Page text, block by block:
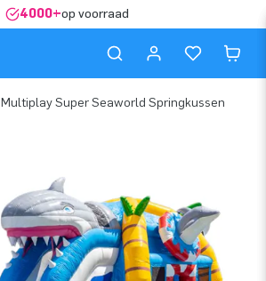
4000+op voorraad
Multiplay Super Seaworld Springkussen